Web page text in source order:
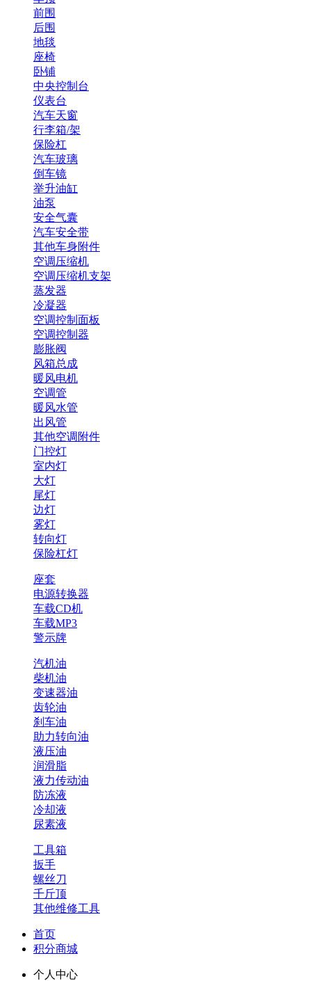
前围
后围
地毯
座椅
卧铺
中央控制台
仪表台
汽车天窗
行李箱/架
保险杠
汽车玻璃
倒车镜
举升油缸
油泵
安全气囊
汽车安全带
其他车身附件
空调压缩机
空调压缩机支架
蒸发器
冷凝器
空调控制面板
空调控制器
膨胀阀
风箱总成
暖风电机
空调管
暖风水管
出风管
其他空调附件
门控灯
室内灯
大灯
尾灯
边灯
雾灯
转向灯
保险杠灯
座套
电源转换器
车载CD机
车载MP3
警示牌
汽机油
柴机油
变速器油
齿轮油
刹车油
助力转向油
液压油
润滑脂
液力传动油
防冻液
冷却液
尿素液
工具箱
扳手
螺丝刀
千斤顶
其他维修工具
首页
积分商城
个人中心